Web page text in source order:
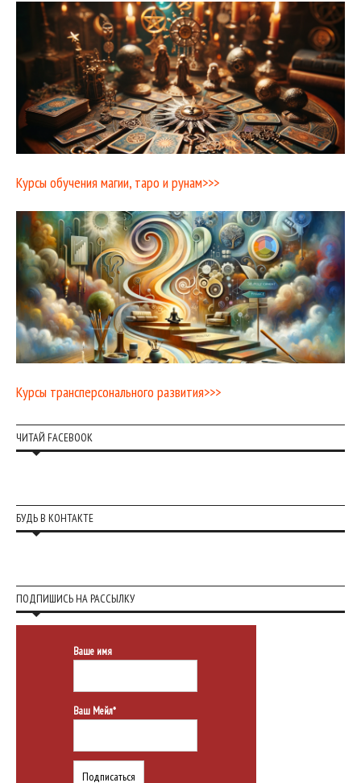
Курсы обучения магии, таро и рунам>>>
Курсы трансперсонального развития>>>
ЧИТАЙ FACEBOOK
БУДЬ В КОНТАКТЕ
ПОДПИШИСЬ НА РАССЫЛКУ
Ваше имя
Ваш Мейл*